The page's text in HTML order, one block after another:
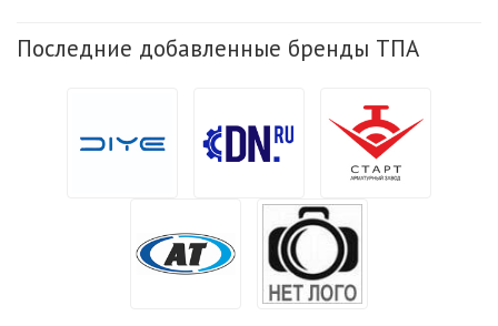
Последние добавленные бренды ТПА